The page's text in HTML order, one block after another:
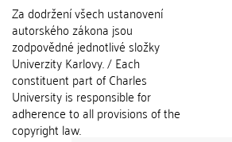
Za dodržení všech ustanovení
autorského zákona jsou
zodpovědné jednotlivé složky
Univerzity Karlovy. / Each
constituent part of Charles
University is responsible for
adherence to all provisions of the
copyright law.